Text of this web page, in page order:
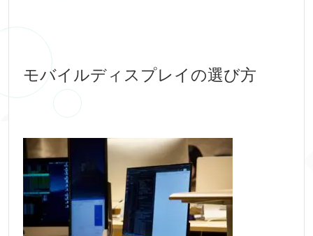
モバイルディスプレイの選び方